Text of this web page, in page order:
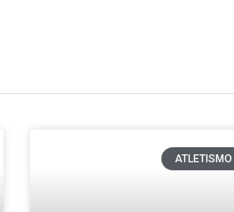
ATLETISMO